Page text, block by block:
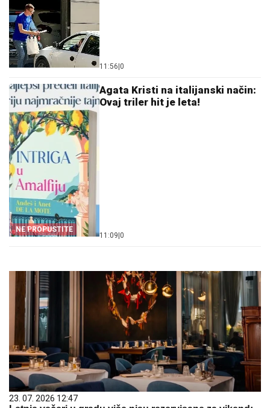
11:56|0
NE PROPUSTITE
Agata Kristi na italijanski način:
Ovaj triler hit je leta!
11:09|0
23. 07. 2026 12:47